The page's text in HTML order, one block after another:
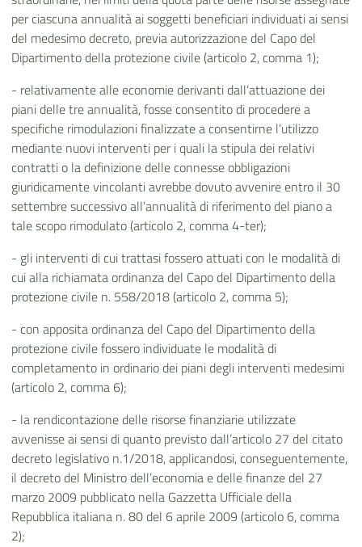
per ciascuna annualità ai soggetti beneficiari individuati ai sensi
del medesimo decreto, previa autorizzazione del Capo del
Dipartimento della protezione civile (articolo 2, comma 1);
- relativamente alle economie derivanti dall’attuazione dei
piani delle tre annualità, fosse consentito di procedere a
specifiche rimodulazioni finalizzate a consentirne l’utilizzo
mediante nuovi interventi per i quali la stipula dei relativi
contratti o la definizione delle connesse obbligazioni
giuridicamente vincolanti avrebbe dovuto avvenire entro il 30
settembre successivo all’annualità di riferimento del piano a
tale scopo rimodulato (articolo 2, comma 4-ter);
- gli interventi di cui trattasi fossero attuati con le modalità di
cui alla richiamata ordinanza del Capo del Dipartimento della
protezione civile n. 558/2018 (articolo 2, comma 5);
- con apposita ordinanza del Capo del Dipartimento della
protezione civile fossero individuate le modalità di
completamento in ordinario dei piani degli interventi medesimi
(articolo 2, comma 6);
- la rendicontazione delle risorse finanziarie utilizzate
avvenisse ai sensi di quanto previsto dall’articolo 27 del citato
decreto legislativo n.1/2018, applicandosi, conseguentemente,
il decreto del Ministro dell’economia e delle finanze del 27
marzo 2009 pubblicato nella Gazzetta Ufficiale della
Repubblica italiana n. 80 del 6 aprile 2009 (articolo 6, comma
2);